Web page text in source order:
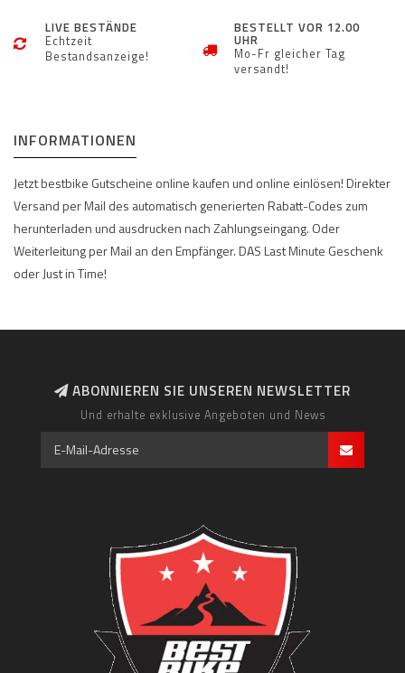
LIVE BESTÄNDE
Echtzeit
Bestandsanzeige!
BESTELLT VOR 12.00
UHR
Mo-Fr gleicher Tag
versandt!
INFORMATIONEN
Jetzt bestbike Gutscheine online kaufen und online einlösen! Direkter
Versand per Mail des automatisch generierten Rabatt-Codes zum
herunterladen und ausdrucken nach Zahlungseingang. Oder
Weiterleitung per Mail an den Empfänger. DAS Last Minute Geschenk
oder Just in Time!
ABONNIEREN SIE UNSEREN NEWSLETTER
Und erhalte exklusive Angeboten und News